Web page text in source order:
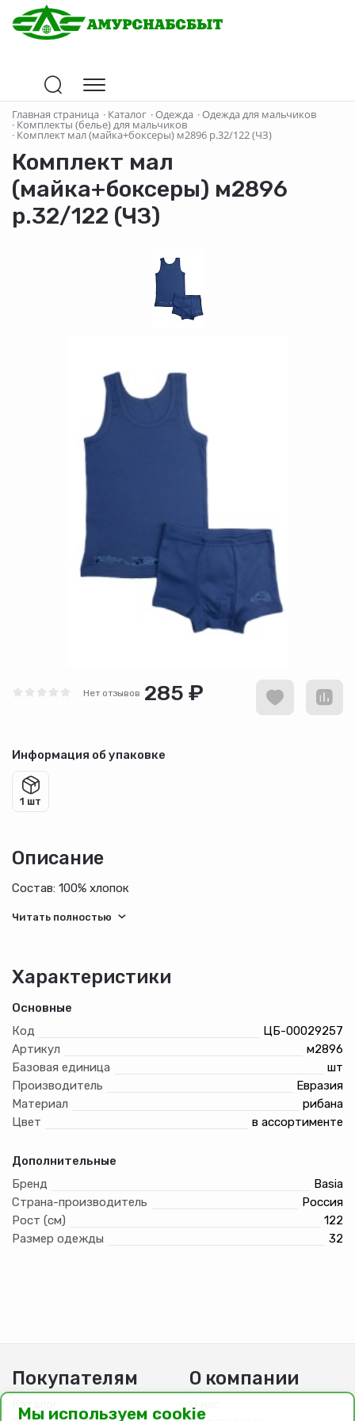
Главная страница · Каталог ·Одежда ·Одежда для мальчиков
· Комплекты (белье) для мальчиков
· Комплект мал (майка+боксеры) м2896 р.32/122 (ЧЗ)
Комплект мал
(майка+боксеры) м2896
р.32/122 (ЧЗ)
Нет отзывов 285 ₽
Информация об упаковке
1 шт
Описание
Состав: 100% хлопок
Характеристики
Основные
Код
ЦБ-00029257
Артикул
м2896
Базовая единица
шт
Производитель
Евразия
Материал
рибана
Цвет
в ассортименте
Дополнительные
Бренд
Basia
Страна-производитель
Россия
Рост (см)
122
Размер одежды
32
Покупателям
Каталог
О компании
О нас
Мы используем cookie